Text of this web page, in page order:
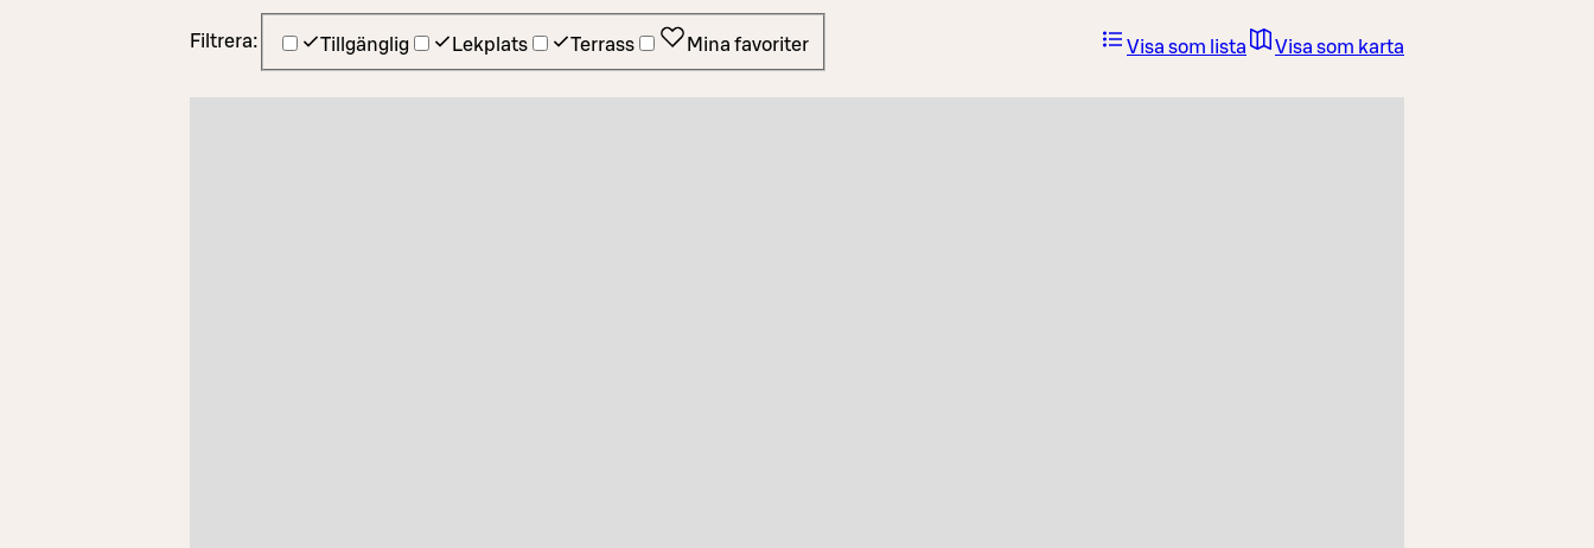
Filtrera: Tillgänglig Lekplats Terrass Mina favoriter Visa som lista Visa som karta